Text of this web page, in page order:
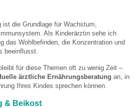
ist die Grundlage für Wachstum,
Als Kinderärztin sehe ich
das Wohlbefinden, die Konzentration und
beeinflusst.
für diese Themen oft zu wenig Zeit –
ärztliche Ernährungsberatung an, in
Ihres Kindes sprechen können.
& Beikost